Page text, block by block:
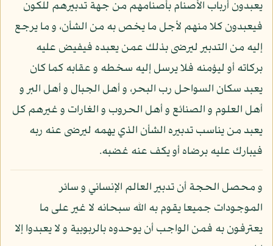
يعبدون أرباب الأصنام بأصنامهم من جهة تدبيرهم للكون
فيعبدون كلا منهم لأجل ما يخص به من الشأن، و ما يرجع
إليه من التدبير ليرضى بذلك عمن يعبده فيفيض عليه
بركاته أو ليؤمنه فلا يرسل إليه سخطه و عقابه كما كان
يعبد سكان السواحل رب البحر، و أهل الجبال و أهل البر و
أهل العلوم و الصنائع و أهل الحروب و الغارات و غيرهم كل
يعبد من يناسب تدبيره الشأن الذي يهمه ليرضى عنه ربه
فيبارك عليه برضاه أو يكف عنه غضبه.
و محصل الحجة أن تدبير العالم الإنساني و سائر
الموجودات جميعا يقوم به الله سبحانه لا غير على ما
يعترفون به فمن الواجب أن يوحدوه بالربوبية و لا يعبدوا إلا